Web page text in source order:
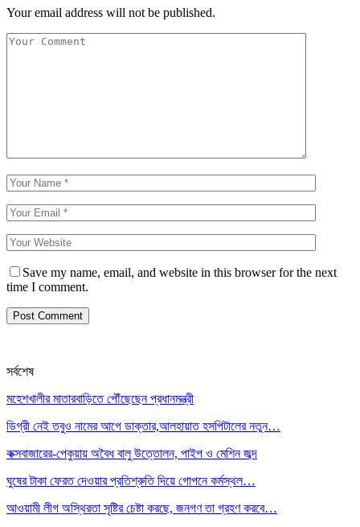
Your email address will not be published.
Save my name, email, and website in this browser for the next
time I comment.
সর্বশেষ
মহেশখালীর মাতারবাড়িতে পৌঁছেছেন প্রধানমন্ত্রী
ডিগ্রী নেই তবুও নামের আগে ডাক্তার,আলহায়াত হসপিটালের নতুন…
কক্সবাজারের-পেকুয়ায় অবৈধ বালু উত্তোলন, পাইপ ও মেশিন জব্দ
ঘুষের টাকা ফেরত দেওয়ার প্রতিশ্রুতি দিয়ে গোপনে কর্মস্থল…
আওয়ামী লীগ অস্থিরতা সৃষ্টির চেষ্টা করছে, জনগণ তা গ্রহণ করবে…